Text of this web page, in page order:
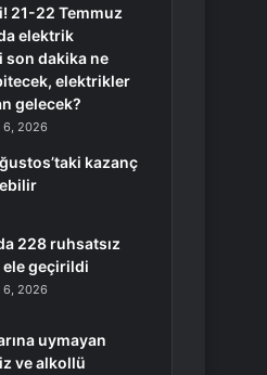
21-22 Temmuz
elektrik
son dakika ne
elektrikler
gelecek?
6, 2026
kazanç
228 ruhsatsız
ele geçirildi
6, 2026
uymayan
ve alkollü